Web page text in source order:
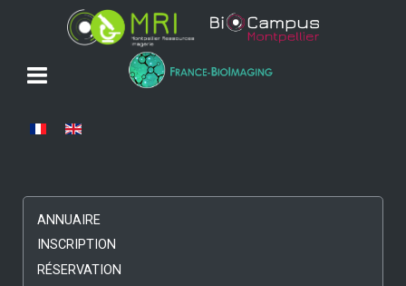
Sélectionnez votre langue
ANNUAIRE
INSCRIPTION
RÉSERVATION